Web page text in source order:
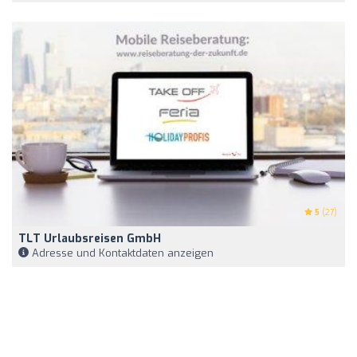
5 (27)
TLT Urlaubsreisen GmbH
Adresse und Kontaktdaten anzeigen